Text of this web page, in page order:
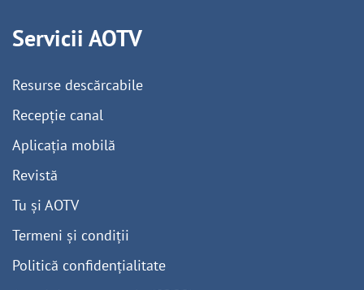
Servicii AOTV
Resurse descărcabile
Recepție canal
Aplicația mobilă
Revistă
Tu și AOTV
Termeni și condiții
Politică confidențialitate